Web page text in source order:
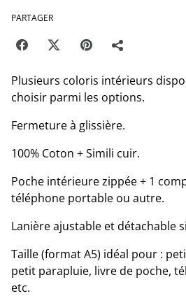
PARTAGER
Plusieurs coloris intérieurs
choisir parmi les options.
Fermeture à glissière.
100% Coton + Simili cuir.
Poche intérieure zippée + 1
téléphone portable ou autre.
Lanière ajustable et détachable
Taille (format A5) idéal pour :
petit parapluie, livre de poche,
etc.